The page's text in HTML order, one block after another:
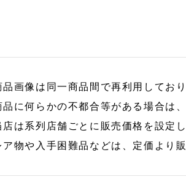
品画像は同一商品間で再利用してお
品に何らかの不都合等がある場合は
店は系列店舗ごとに販売価格を設定
ア物や入手困難品などは、定価より